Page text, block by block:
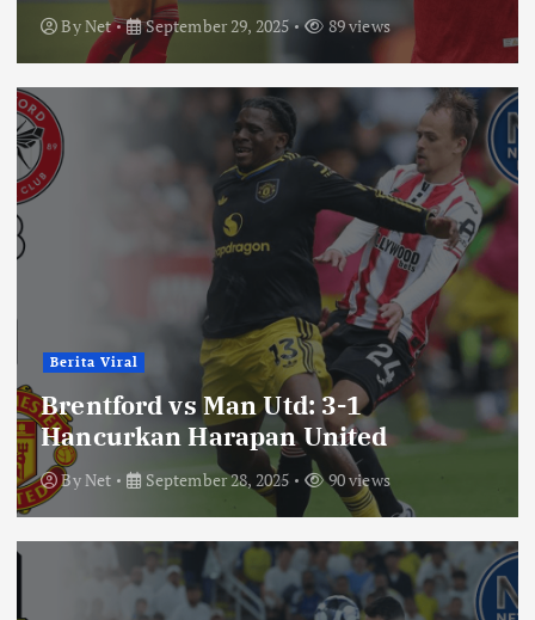
ByNet September 29, 2025 89 views
Berita Viral
Brentford vs Man Utd: 3-1
Hancurkan Harapan United
ByNet September 28, 2025 90 views